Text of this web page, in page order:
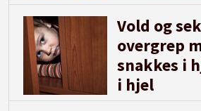
Vold og
overgrep
snakkes i
i hjel